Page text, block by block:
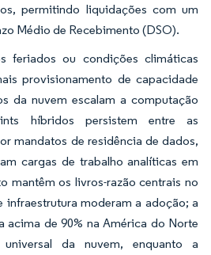
permitindo liquidações com um
Médio de Recebimento (DSO).
feriados ou condições climáticas
provisionamento de capacidade
da nuvem escalam a computação
híbridos persistem entre as
mandatos de residência de dados,
cargas de trabalho analíticas em
mantêm os livros-razão centrais no
infraestrutura moderam a adoção; a
acima de 90% na América do Norte
da nuvem, enquanto a